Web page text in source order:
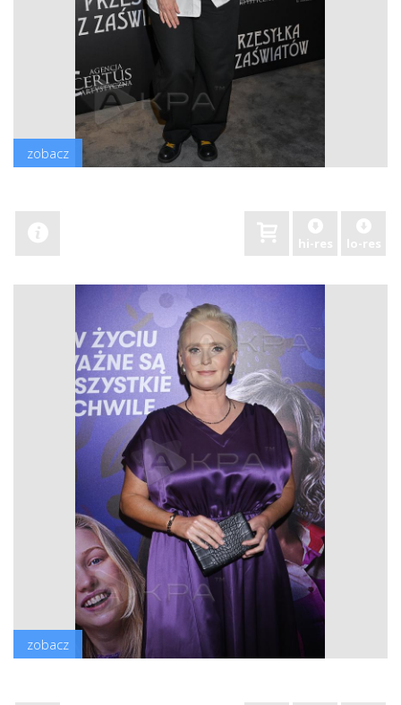
zobacz
hi-res lo-res
zobacz